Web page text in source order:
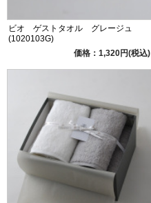
ビオ ゲストタオル グレージュ
(1020103G)
価格：1,320円(税込)